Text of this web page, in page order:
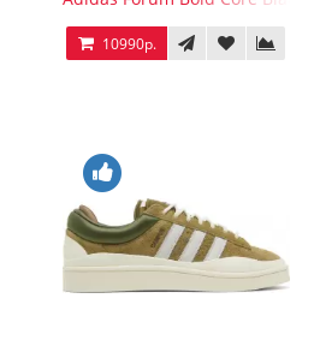
10990р.